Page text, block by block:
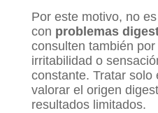
Por este motivo, no
con problemas
consulten también
irritabilidad o
constante. Tratar solo
valorar el origen
resultados limitados.